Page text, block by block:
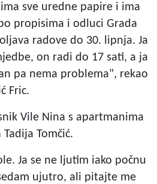
sve uredne papire i ima
propisima i odluci Grada
radove do 30. lipnja. Ja
on radi do 17 sati, a ja
pa nema problema", rekao
Fric.
Vile Nina s apartmanima
Tomčić.
Ja se ne ljutim iako počnu
ujutro, ali pitajte me